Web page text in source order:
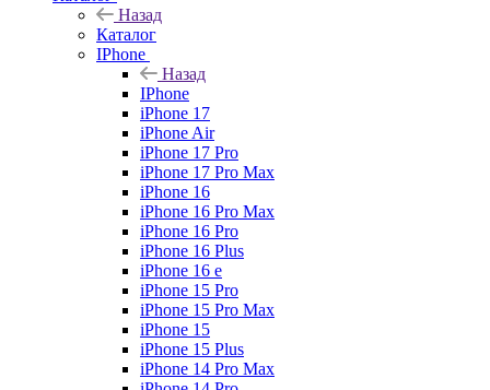
Назад
Каталог
IPhone
Назад
IPhone
iPhone 17
iPhone Air
iPhone 17 Pro
iPhone 17 Pro Max
iPhone 16
iPhone 16 Pro Max
iPhone 16 Pro
iPhone 16 Plus
iPhone 16 e
iPhone 15 Pro
iPhone 15 Pro Max
iPhone 15
iPhone 15 Plus
iPhone 14 Pro Max